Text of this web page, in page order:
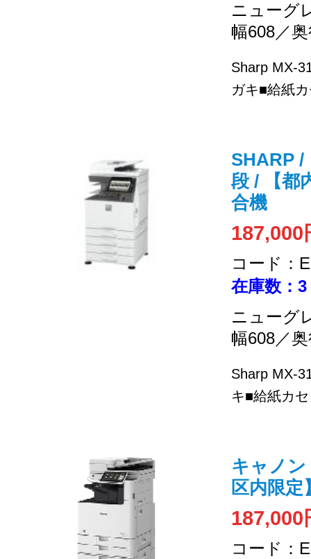
ニューグ
幅608／
Sharp MX-
ガキ■給紙
SHARP /
段 / 【都
合機
187,000
コード：
在庫数：3
ニューグ
幅608／
Sharp MX-
キ■給紙カ
キャノン
区内限定
187,000
コード：